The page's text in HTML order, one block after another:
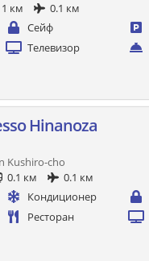
1 км
0.1 км
Сейф
Телевизор
Hinanoza
Kushiro-cho
0.1 км
0.1 км
Кондиционер
Ресторан